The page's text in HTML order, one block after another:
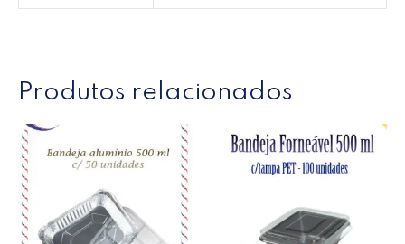
Produtos relacionados